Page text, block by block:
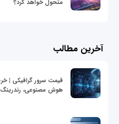
متحول خواهد کرد؟
آخرین مطالب
هوش مصنوعی، رندرینگ